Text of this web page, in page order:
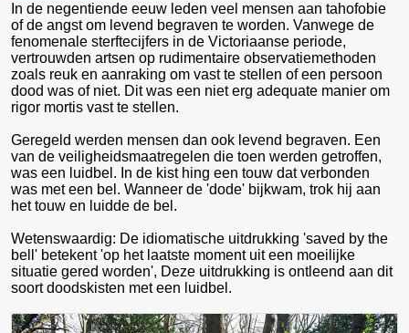
In de negentiende eeuw leden veel mensen aan tahofobie
of de angst om levend begraven te worden. Vanwege de
fenomenale sterftecijfers in de Victoriaanse periode,
vertrouwden artsen op rudimentaire observatiemethoden
zoals reuk en aanraking om vast te stellen of een persoon
dood was of niet. Dit was een niet erg adequate manier om
rigor mortis vast te stellen.
Geregeld werden mensen dan ook levend begraven. Een
van de veiligheidsmaatregelen die toen werden getroffen,
was een luidbel. In de kist hing een touw dat verbonden
was met een bel. Wanneer de 'dode' bijkwam, trok hij aan
het touw en luidde de bel.
Wetenswaardig: De idiomatische uitdrukking 'saved by the
bell' betekent 'op het laatste moment uit een moeilijke
situatie gered worden', Deze uitdrukking is ontleend aan dit
soort doodskisten met een luidbel.